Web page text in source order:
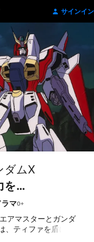
サインイン
ダムX
を…
ラマ
アマスターとガンダ
ティファを盾にして